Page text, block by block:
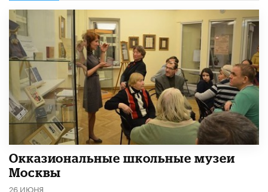
​Окказиональные школьные музеи
Москвы
26 ИЮНЯ